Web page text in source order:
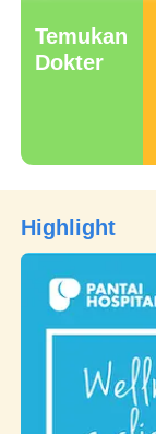
Temukan
Dokter
Highlight